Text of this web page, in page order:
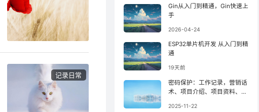
记录日常
Gin从入门到精通，Gin快速上
手
2026-04-24
ESP32单片机开发 从入门到精
通
19天前
密码保护：工作记录，营销话
术、项目介绍、项目资料、用
2025-11-22